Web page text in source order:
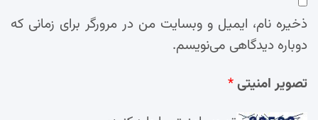
ذخیره نام، ایمیل و وبسایت من در مرورگر برای زمانی که
دوباره دیدگاهی می‌نویسم.
تصویر امنیتی*